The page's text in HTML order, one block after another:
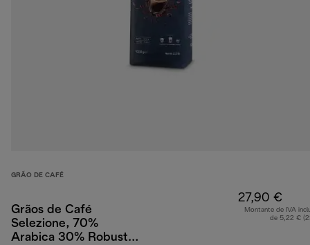
GRÃO DE CAFÉ
Grãos de Café
Selezione, 70%
Arabica 30% Robusta,
27,90 €
Montante de IVA
de 5,22 €